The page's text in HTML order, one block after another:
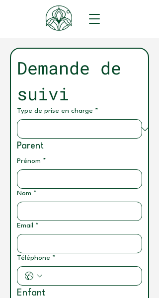
Demande de
suivi
Type de prise en charge *
Parent
Prénom *
Nom *
Email *
Téléphone *
Enfant